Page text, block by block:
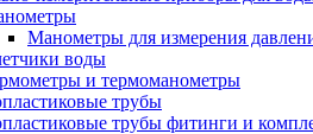
Манометры для измерения
воды
и термоманометры
трубы
трубы фитинги и